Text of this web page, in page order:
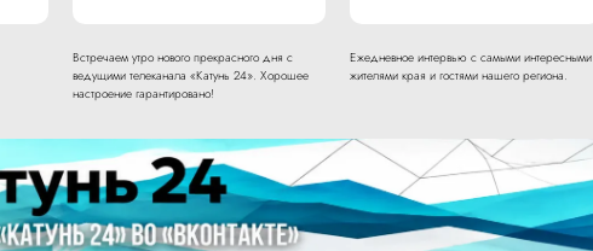
Встречаем утро нового прекрасного дня с
ведущими телеканала «Катунь 24». Хорошее
настроение гарантировано!
Ежедневное интервью с самыми интересными
жителями края и гостями нашего региона.